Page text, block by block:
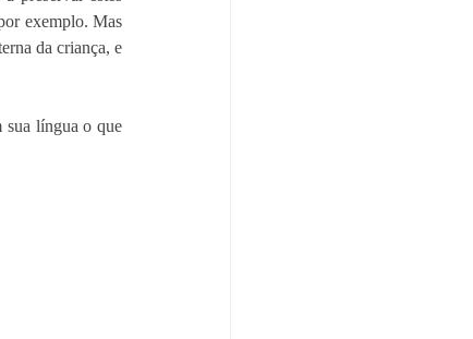
exemplo. Mas
da criança, e
sua língua o que